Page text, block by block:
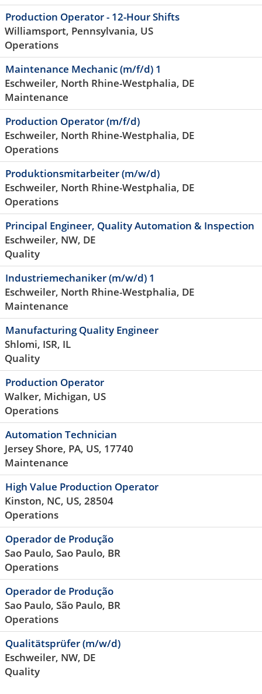
Production Operator - 12-Hour Shifts
Williamsport, Pennsylvania, US
Operations
Maintenance Mechanic (m/f/d) 1
Eschweiler, North Rhine-Westphalia, DE
Maintenance
Production Operator (m/f/d)
Eschweiler, North Rhine-Westphalia, DE
Operations
Produktionsmitarbeiter (m/w/d)
Eschweiler, North Rhine-Westphalia, DE
Operations
Principal Engineer, Quality Automation & Inspection
Eschweiler, NW, DE
Quality
Industriemechaniker (m/w/d) 1
Eschweiler, North Rhine-Westphalia, DE
Maintenance
Manufacturing Quality Engineer
Shlomi, ISR, IL
Quality
Production Operator
Walker, Michigan, US
Operations
Automation Technician
Jersey Shore, PA, US, 17740
Maintenance
High Value Production Operator
Kinston, NC, US, 28504
Operations
Operador de Produção
Sao Paulo, Sao Paulo, BR
Operations
Operador de Produção
Sao Paulo, São Paulo, BR
Operations
Qualitätsprüfer (m/w/d)
Eschweiler, NW, DE
Quality